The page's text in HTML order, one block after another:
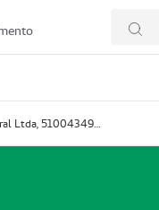
Prestador: Vipmed Clínica Geral Ltda, 51004349-0 (Nome Fantasia: Policlínica Master)